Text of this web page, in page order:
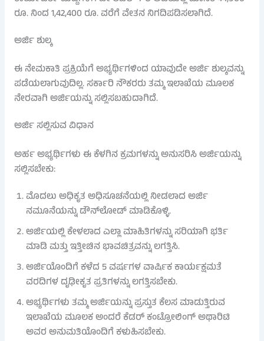
ರೂ. ನಿಂದ 1,42,400 ರೂ. ವರೆಗೆ ವೇತನ ನಿಗದಿಪಡಿಸಲಾಗಿದೆ.
ಅರ್ಜಿ ಶುಲ್ಕ
ಈ ನೇಮಕಾತಿ ಪ್ರಕ್ರಿಯೆಗೆ ಅಭ್ಯರ್ಥಿಗಳಿಂದ ಯಾವುದೇ ಅರ್ಜಿ ಶುಲ್ಕವನ್ನು
ಪಡೆಯಲಾಗುವುದಿಲ್ಲ. ಸರ್ಕಾರಿ ನೌಕರರು ತಮ್ಮ ಇಲಾಖೆಯ ಮೂಲಕ
ನೇರವಾಗಿ ಅರ್ಜಿಯನ್ನು ಸಲ್ಲಿಸಬಹುದಾಗಿದೆ.
ಅರ್ಜಿ ಸಲ್ಲಿಸುವ ವಿಧಾನ
ಅರ್ಹ ಅಭ್ಯರ್ಥಿಗಳು ಈ ಕೆಳಗಿನ ಕ್ರಮಗಳನ್ನು ಅನುಸರಿಸಿ ಅರ್ಜಿಯನ್ನು
ಸಲ್ಲಿಸಬೇಕು:
ಮೊದಲು ಅಧಿಕೃತ ಅಧಿಸೂಚನೆಯಲ್ಲಿ ನೀಡಲಾದ ಅರ್ಜಿ
ನಮೂನೆಯನ್ನು ಡೌನ್‌ಲೋಡ್ ಮಾಡಿಕೊಳ್ಳಿ.
ಅರ್ಜಿಯಲ್ಲಿ ಕೇಳಲಾದ ಎಲ್ಲಾ ಮಾಹಿತಿಗಳನ್ನು ಸರಿಯಾಗಿ ಭರ್ತಿ
ಮಾಡಿ ಮತ್ತು ಇತ್ತೀಚಿನ ಭಾವಚಿತ್ರವನ್ನು ಲಗತ್ತಿಸಿ.
ಅರ್ಜಿಯೊಂದಿಗೆ ಕಳೆದ 5 ವರ್ಷಗಳ ವಾರ್ಷಿಕ ಕಾರ್ಯಕ್ಷಮತೆ
ವರದಿಗಳ ದೃಢೀಕೃತ ಪ್ರತಿಗಳನ್ನು ಲಗತ್ತಿಸಬೇಕು.
ಅಭ್ಯರ್ಥಿಗಳು ತಮ್ಮ ಅರ್ಜಿಯನ್ನು ಪ್ರಸ್ತುತ ಕೆಲಸ ಮಾಡುತ್ತಿರುವ
ಇಲಾಖೆಯ ಮೂಲಕ ಅಂದರೆ ಕೆಡರ್ ಕಂಟ್ರೋಲಿಂಗ್ ಅಥಾರಿಟಿ
ಅವರ ಅನುಮತಿಯೊಂದಿಗೆ ಕಳುಹಿಸಬೇಕು.